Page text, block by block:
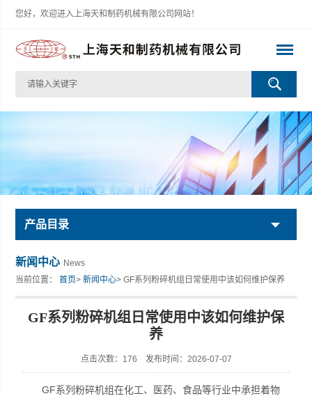
您好，欢迎进入上海天和制药机械有限公司网站！
产品目录
新闻中心 News
当前位置：首页>新闻中心> GF系列粉碎机组日常使用中该如何维护保养
GF系列粉碎机组日常使用中该如何维护保
养
点击次数：176 发布时间：2026-07-07
GF系列粉碎机组在化工、医药、食品等行业中承担着物